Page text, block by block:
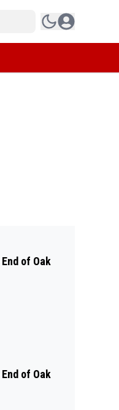
of Oak
of Oak